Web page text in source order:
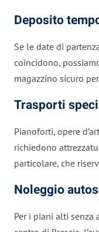
Deposito
Se le date di
coincidono,
magazzino sicuro
Trasporti
Pianoforti, opere
richiedono
particolare, che
Noleggio
Per i piani alti senza